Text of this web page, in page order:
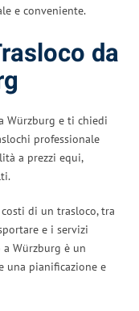
e conveniente.
da
Würzburg e ti chiedi
professionale
a prezzi equi,
di un trasloco, tra
e i servizi
Würzburg è un
una pianificazione e